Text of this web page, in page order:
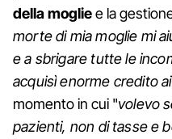
della mogliee la
morte di mia moglie mi
e a sbrigare tutte le
acquisì enorme credito
momento in cui "volevo
pazienti, non di tasse e